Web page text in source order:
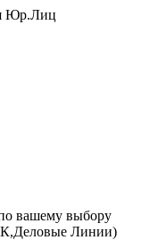
Юр.Лиц
вашему выбору
Линии)